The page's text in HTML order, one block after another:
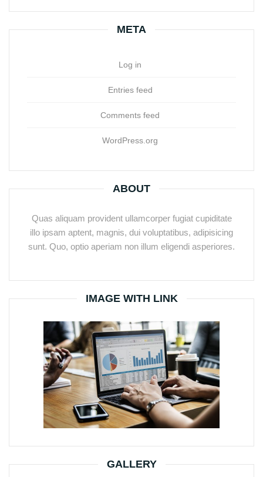
META
Log in
Entries feed
Comments feed
WordPress.org
ABOUT
Quas aliquam provident ullamcorper fugiat cupiditate
illo ipsam aptent, magnis, dui voluptatibus, adipisicing
sunt. Quo, optio aperiam non illum eligendi asperiores.
IMAGE WITH LINK
GALLERY